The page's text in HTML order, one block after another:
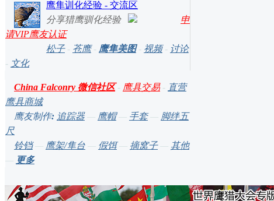
鹰隼训化经验 - 交流区
分享猎鹰驯化经验
申
请VIP鹰友认证
松子- 苍鹰- 鹰隼美图- 视频- 讨论
- 文化
China Falconry 微信社区- 鹰具交易- 直营
鹰具商城
鹰友制作: 追踪器— 鹰帽— 手套— 脚绊五
尺
铃铛— 鹰架/隼台 — 假饵— 摘窝子— 其他
— 更多